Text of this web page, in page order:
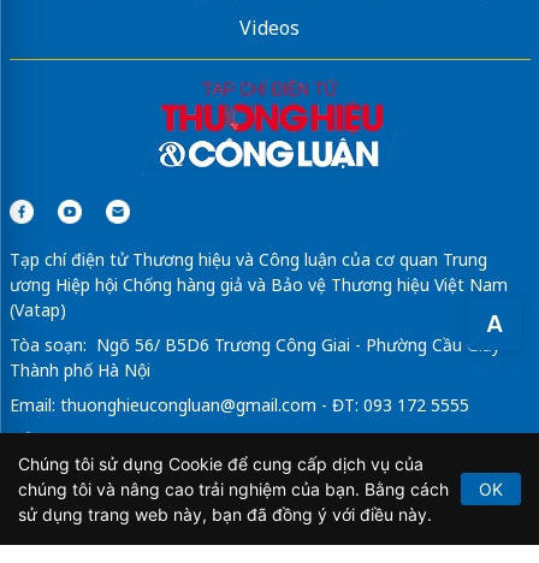
A
Videos
Tạp chí điện tử Thương hiệu và Công luận của cơ quan Trung
ương Hiệp hội Chống hàng giả và Bảo vệ Thương hiệu Việt Nam
(Vatap)
Tòa soạn: Ngõ 56/ B5D6 Trương Công Giai - Phường Cầu Giấy -
Thành phố Hà Nội
Email: thuonghieucongluan@gmail.com - ĐT: 093 172 5555
Tổng Biên Tập: Vũ Đức Thuận
Giấy phép hoạt động báo chí điện tử số 64/GP-BTTTT do Bộ
Thông tin và Truyền thông cấp ngày 21/2/2020.
Chúng tôi sử dụng Cookie để cung cấp dịch vụ của
chúng tôi và nâng cao trải nghiệm của bạn. Bằng cách
sử dụng trang web này, bạn đã đồng ý với điều này.
OK